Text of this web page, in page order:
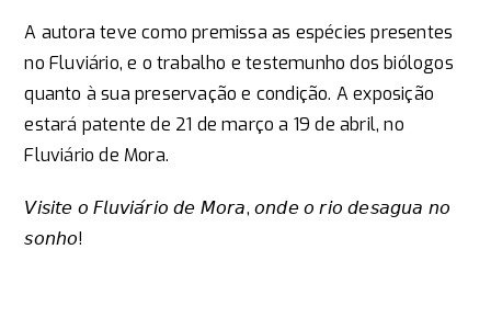
A autora teve como premissa as espécies presentes
no Fluviário, e o trabalho e testemunho dos biólogos
quanto à sua preservação e condição. A exposição
estará patente de 21 de março a 19 de abril, no
Fluviário de Mora.
𝘝𝘪𝘴𝘪𝘵𝘦 𝘰 𝘍𝘭𝘶𝘷𝘪𝘢́𝘳𝘪𝘰 𝘥𝘦 𝘔𝘰𝘳𝘢, 𝘰𝘯𝘥𝘦 𝘰 𝘳𝘪𝘰 𝘥𝘦𝘴𝘢𝘨𝘶𝘢 𝘯𝘰
𝘴𝘰𝘯𝘩𝘰!